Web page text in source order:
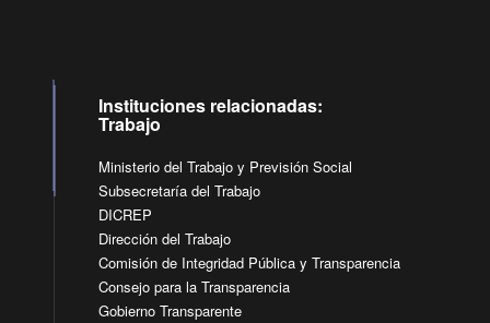
Instituciones relacionadas:
Trabajo
Ministerio del Trabajo y Previsión Social
Subsecretaría del Trabajo
DICREP
Dirección del Trabajo
Comisión de Integridad Pública y Transparencia
Consejo para la Transparencia
Gobierno Transparente